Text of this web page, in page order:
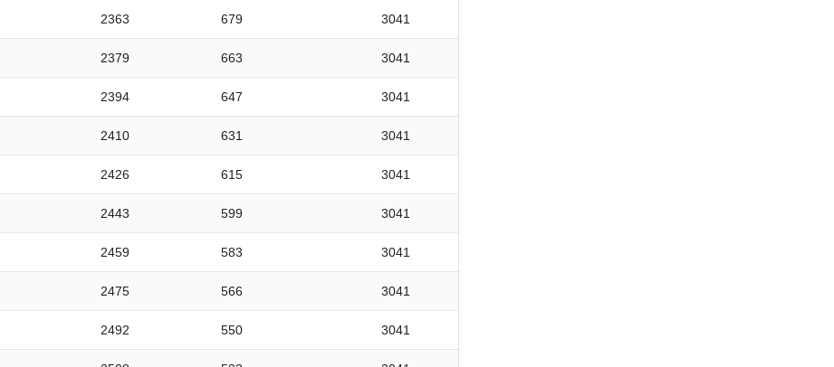
2363 679 3041
2379 663 3041
2394 647 3041
2410 631 3041
2426 615 3041
2443 599 3041
2459 583 3041
2475 566 3041
2492 550 3041